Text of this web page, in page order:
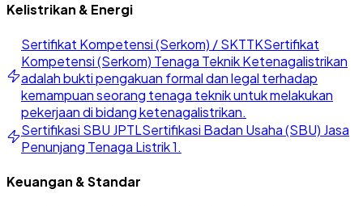
Kelistrikan & Energi
Sertifikat Kompetensi (Serkom) / SKTTKSertifikat
Kompetensi (Serkom) Tenaga Teknik Ketenagalistrikan
adalah bukti pengakuan formal dan legal terhadap
kemampuan seorang tenaga teknik untuk melakukan
pekerjaan di bidang ketenagalistrikan.
Sertifikasi SBU JPTLSertifikasi Badan Usaha (SBU) Jasa
Penunjang Tenaga Listrik 1.
Keuangan & Standar